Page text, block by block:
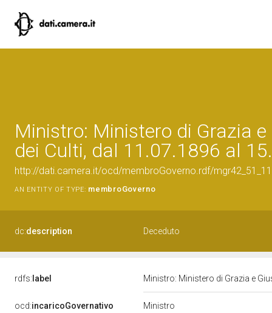
Ministro: Ministero di Grazia
dei Culti, dal 11.07.1896 al
http://dati.camera.it/ocd/membroGoverno.rdf/
AN ENTITY OF TYPE: membroGoverno
dc:description Deceduto
rdfs: label Ministro: Ministero di Grazia e
ocd:incaricoGovernativo Ministro